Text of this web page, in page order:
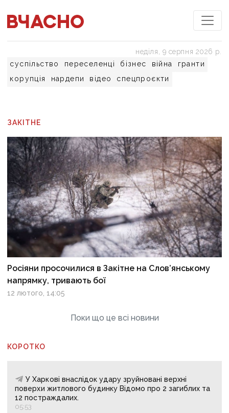
суспільство переселенці бізнес війна
гранти
корупція
нардепи відео спецпроєкти
неділя, 9 серпня 2026 р.
ЗАКІТНЕ
Росіяни просочилися в Закітне на Слов’янському
напрямку, тривають бої
12 лютого, 14:05
Поки що це всі новини
КОРОТКО
У Харкові внаслідок удару зруйновані верхні
поверхи житлового будинку Відомо про 2 загиблих та
12 постраждалих.
05:53